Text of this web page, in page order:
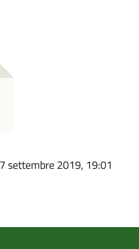
settembre 2019, 19:01